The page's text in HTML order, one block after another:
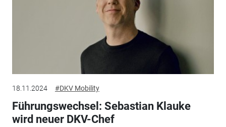
18.11.2024 #DKV Mobility
Führungswechsel: Sebastian Klauke
wird neuer DKV-Chef